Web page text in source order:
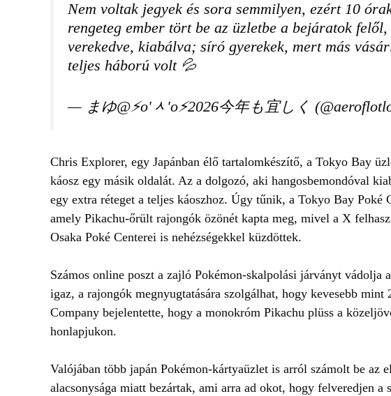
Nem voltak jegyek és sora semmilyen, ezért 10
rengeteg ember tört be az üzletbe a bejáratok felől,
verekedve, kiabálva; síró gyerekek, mert más
teljes háború volt 💦
— まゆ@⚡️o'ᆺ'o⚡️2026今年も宜しく
Chris Explorer, egy Japánban élő tartalomkészítő, a Tokyo Bay
káosz egy másik oldalát. Az a dolgozó, aki hangosbemondóval
egy extra réteget a teljes káoszhoz. Úgy tűnik, a Tokyo Bay Poké
amely Pikachu-őrült rajongók özönét kapta meg, mivel a X
Osaka Poké Centerei is nehézségekkel küzdöttek.
Számos online poszt a zajló Pokémon-skalpolási járványt vádolja
igaz, a rajongók megnyugtatására szolgálhat, hogy kevesebb mint
Company bejelentette, hogy a monokróm Pikachu plüss a
honlapjukon.
Valójában több japán Pokémon-kártyaüzlet is arról számolt be az
alacsonysága miatt bezártak, ami arra ad okot, hogy felveredjen a